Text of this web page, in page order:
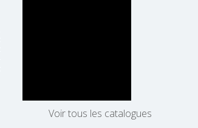
Voir tous les catalogues